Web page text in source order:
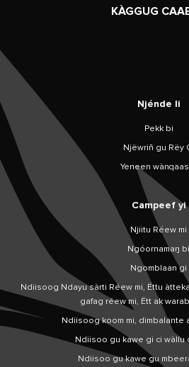
KÀGGUG
Njénde li
Pekk bi
Njëwriñ gu Rëy
Yeneen
Campeef yi
Njiitu Réew mi
Ngóornamaŋ bi
Ngomblaan gi
Ndiisoog Ndayu sàrti Réew mi, Ëttu
gafag réew mi, Ëtt ak
Ndiisoog koom mi, dimbalante
Ndiisoo gu kawe gi ci wàllu
Ndiisoo gu kawe gu